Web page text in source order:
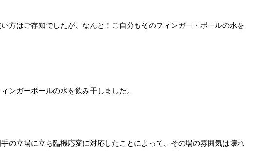
方はご存知でしたが、なんと！ご自分もそのフィンガー・ボールの水を
ンガーボールの水を飲み干しました。
の立場に立ち臨機応変に対応したことによって、その場の雰囲気は壊れ